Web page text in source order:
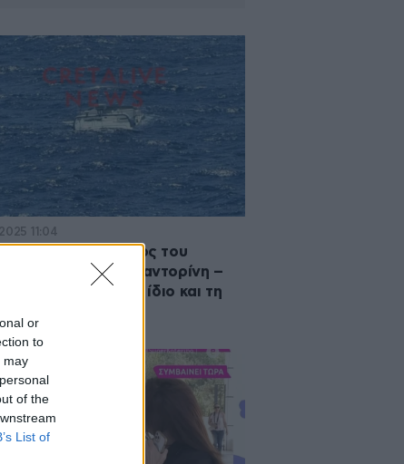
or
to
may
of the
List of
11:04
το σκάφος του
Λύτρα στη Σαντορίνη –
αγωνίας για τον ίδιο και τη